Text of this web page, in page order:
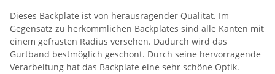
Dieses Backplate ist von herausragender Qualität. Im
Gegensatz zu herkömmlichen Backplates sind alle Kanten mit
einem gefrästen Radius versehen. Dadurch wird das
Gurtband bestmöglich geschont. Durch seine hervorragende
Verarbeitung hat das Backplate eine sehr schöne Optik.